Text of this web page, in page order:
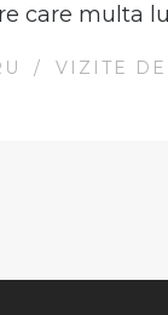
care multa
/ VIZITE